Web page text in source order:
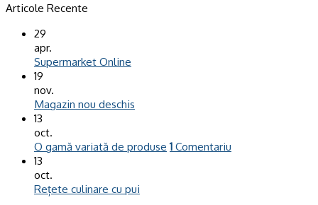
Articole Recente
29
apr.
Supermarket Online
19
nov.
Magazin nou deschis
13
oct.
O gamă variată de produse 1 Comentariu
13
oct.
Rețete culinare cu pui